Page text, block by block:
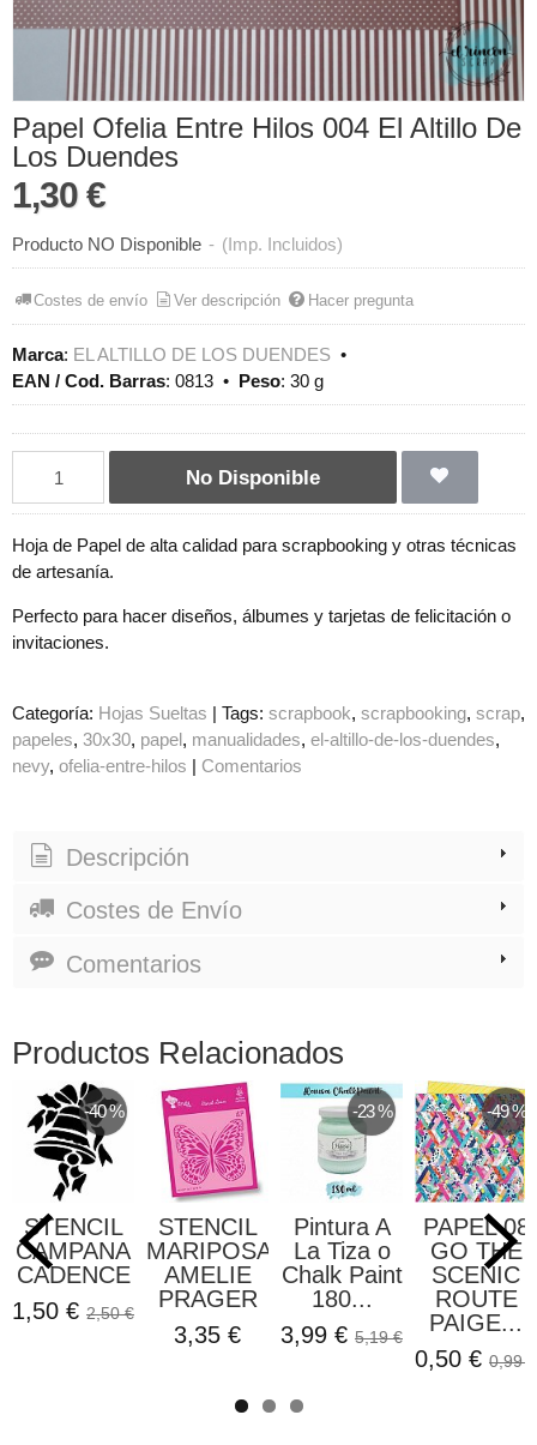
Papel Ofelia Entre Hilos 004 El Altillo De
Los Duendes
1,30 €
Producto NO Disponible - (Imp. Incluidos)
Costes de envío Ver descripción Hacer pregunta
Marca: EL ALTILLO DE LOS DUENDES •
EAN / Cod. Barras: 0813 • Peso: 30 g
No Disponible
Hoja de Papel de alta calidad para scrapbooking y otras técnicas
de artesanía.
Perfecto para hacer diseños, álbumes y tarjetas de felicitación o
invitaciones.
Categoría: Hojas Sueltas | Tags: scrapbook scrapbooking scrap
papeles 30x30 papel manualidades el-altillo-de-los-duendes
nevy ofelia-entre-hilos | Comentarios
Descripción
Costes de Envío
Comentarios
Productos Relacionados
-40 %
STENCIL
CAMPANA
CADENCE
1,50 € 2,50 €
STENCIL
MARIPOSA
AMELIE
PRAGER
3,35 €
-23 %
Pintura A
La Tiza o
Chalk Paint
180...
3,99 € 5,19 €
-49 %
PAPEL 08
GO THE
SCENIC
ROUTE
PAIGE...
0,50 € 0,99 €